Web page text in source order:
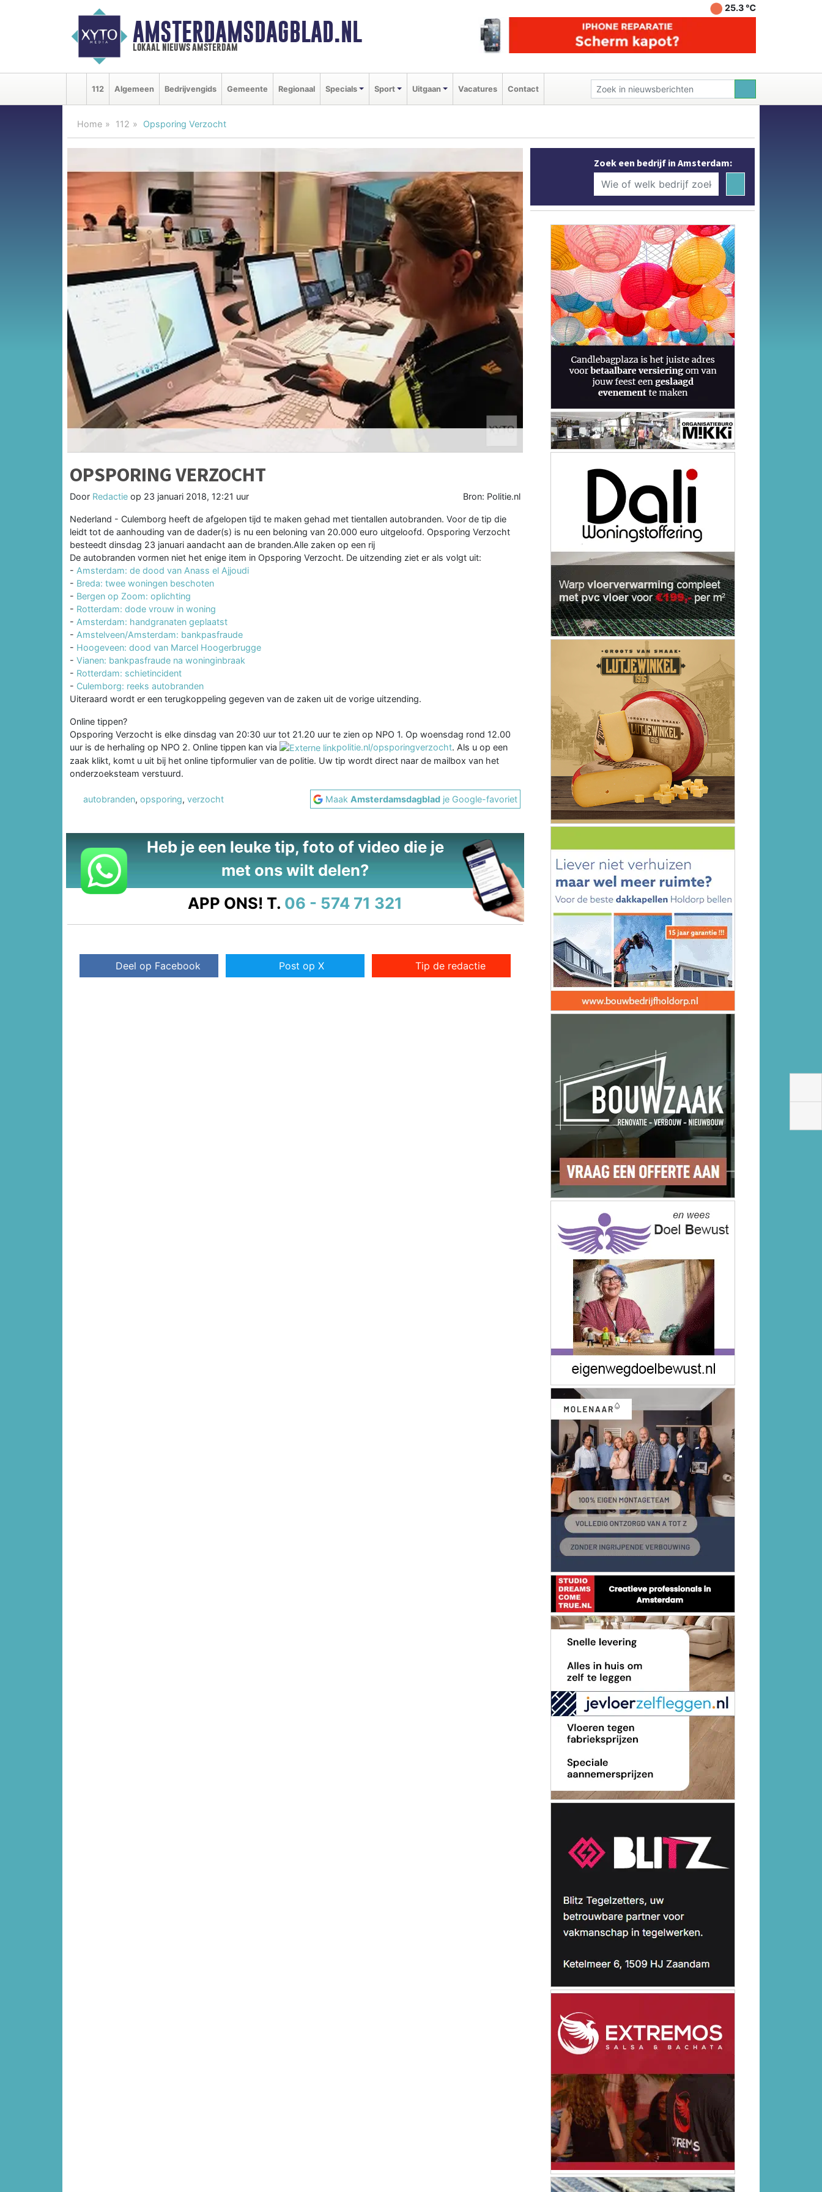
AMSTERDAMSDAGBLAD.NL
lokaal nieuws amsterdam
25.3 ℃
112 Algemeen Bedrijvengids Gemeente Regionaal Specials Sport Uitgaan Vacatures Contact
Home 112 Opsporing Verzocht
OPSPORING VERZOCHT
Door Redactie op 23 januari 2018, 12:21 uur Bron: Politie.nl
Nederland - Culemborg heeft de afgelopen tijd te maken gehad met tientallen autobranden. Voor de tip die
leidt tot de aanhouding van de dader(s) is nu een beloning van 20.000 euro uitgeloofd. Opsporing Verzocht
besteedt dinsdag 23 januari aandacht aan de branden.Alle zaken op een rij
De autobranden vormen niet het enige item in Opsporing Verzocht. De uitzending ziet er als volgt uit:
- Amsterdam: de dood van Anass el Ajjoudi
- Breda: twee woningen beschoten
- Bergen op Zoom: oplichting
- Rotterdam: dode vrouw in woning
- Amsterdam: handgranaten geplaatst
- Amstelveen/Amsterdam: bankpasfraude
- Hoogeveen: dood van Marcel Hoogerbrugge
- Vianen: bankpasfraude na woninginbraak
- Rotterdam: schietincident
- Culemborg: reeks autobranden
Uiteraard wordt er een terugkoppeling gegeven van de zaken uit de vorige uitzending.
Online tippen?
Opsporing Verzocht is elke dinsdag van 20:30 uur tot 21.20 uur te zien op NPO 1. Op woensdag rond 12.00
uur is de herhaling op NPO 2. Online tippen kan via
politie.nl/opsporingverzocht. Als u op een
zaak klikt, komt u uit bij het online tipformulier van de politie. Uw tip wordt direct naar de mailbox van het
onderzoeksteam verstuurd.
autobranden, opsporing, verzocht MaakAmsterdamsdagblad je Google-favoriet
Heb je een leuke tip, foto of video die je
met ons wilt delen?
APP ONS! T. 06 - 574 71 321
Deel op Facebook Post op X Tip de redactie
Zoek een bedrijf in Amsterdam: